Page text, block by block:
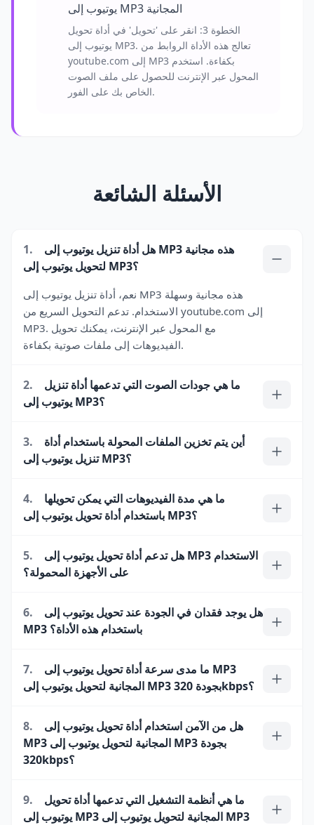
يوتيوب إلى MP3 المجانية
الخطوة 3: انقر على 'تحويل' في أداة تحويل
يوتيوب إلى MP3. تعالج هذه الأداة الروابط من
youtube.com إلى MP3 بكفاءة. استخدم
المحول عبر الإنترنت للحصول على ملف الصوت
الخاص بك على الفور.
الأسئلة الشائعة
1.
لتحويل يوتيوب إلى MP3؟
نعم، أداة تنزيل يوتيوب إلى MP3 هذه مجانية وسهلة
الاستخدام. تدعم التحويل السريع من youtube.com إلى
MP3. مع المحول عبر الإنترنت، يمكنك تحويل
الفيديوهات إلى ملفات صوتية بكفاءة.
2.
يوتيوب إلى MP3؟
3.
تنزيل يوتيوب إلى MP3؟
4.
باستخدام أداة تحويل يوتيوب إلى MP3؟
5.
على الأجهزة المحمولة؟
6.
MP3 باستخدام هذه الأداة؟
7.
المجانية لتحويل يوتيوب إلى MP3 بجودة 320kbps؟
8.
MP3 المجانية لتحويل يوتيوب إلى MP3 بجودة
320kbps؟
9.
يوتيوب إلى MP3 المجانية لتحويل يوتيوب إلى MP3